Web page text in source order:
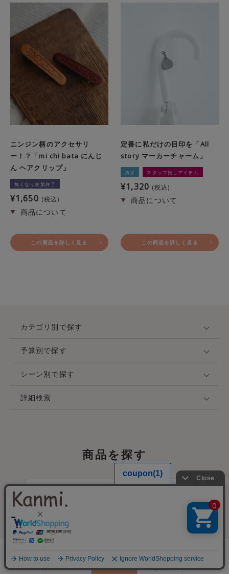
ニンジン柄のアクセサリ
ー！？「mi chi bata にんじ
ん ヘアクリップ」
無くなり次第終了
¥1,650 税込
この商品を詳しく見る
定番に私だけの目印を「All
story マーカーチャーム」
防水 スタッフ推しアイテム
¥1,320 税込
この商品を詳しく見る
カテゴリ別で探す
予算別で探す
シーン別で探す
詳細検索
商品を探す
#A4サイズが入る
#人気No1アイテム
#母の日ギフト
#革ケア
#ドラマに登場
#500mlペットボトルがはいるバッグ
#防水
会員登録
ログイン